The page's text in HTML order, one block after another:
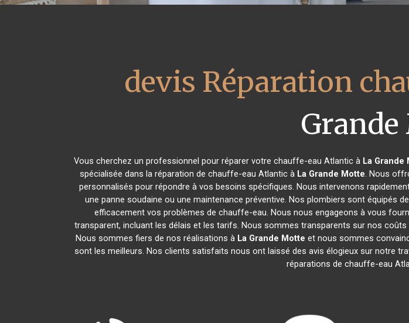
devis Réparation
Vous cherchez un professionnel pour réparer votre chauffe-eau Atlantic à La Grande
spécialisée dans la réparation de chauffe-eau Atlantic à La Grande Motte. Nous
personnalisés pour répondre à vos besoins spécifiques. Nous intervenons
une panne soudaine ou une maintenance préventive. Nos plombiers sont équipés
efficacement vos problèmes de chauffe-eau. Nous nous engageons à vous
transparent, incluant les délais et les tarifs. Nous sommes transparents sur nos
Nous sommes fiers de nos réalisations à La Grande Motte et nous sommes
sont les meilleurs. Nos clients satisfaits nous ont laissé des avis élogieux sur notre
réparations de chauffe-eau